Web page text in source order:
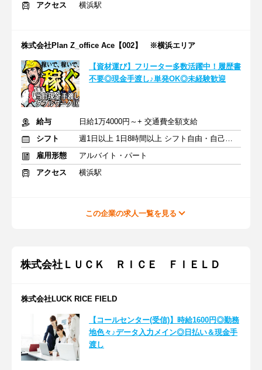
アクセス
横浜駅
株式会社Plan Z_office Ace【002】 ※横浜エリア
【資材運び】フリーター多数活躍中！履歴書
不要◎現金手渡し♪単発OK◎未経験歓迎
給与
日給1万4000円～+ 交通費全額支給
シフト
週1日以上 1日8時間以上 シフト自由・自己申告
雇用形態
アルバイト・パート
アクセス
横浜駅
この企業の求人一覧を見る
株式会社ＬＵＣＫ ＲＩＣＥ ＦＩＥＬＤ
株式会社LUCK RICE FIELD
【コールセンター(受信)】時給1600円◎勤務
地色々♪データ入力メイン◎日払い＆現金手
渡し